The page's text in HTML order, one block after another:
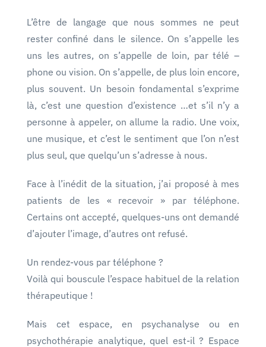
L’être de langage que nous sommes ne peut
rester confiné dans le silence. On s’appelle les
uns les autres, on s’appelle de loin, par télé –
phone ou vision. On s’appelle, de plus loin encore,
plus souvent. Un besoin fondamental s’exprime
là, c’est une question d’existence …et s’il n’y a
personne à appeler, on allume la radio. Une voix,
une musique, et c’est le sentiment que l’on n’est
plus seul, que quelqu’un s’adresse à nous.
Face à l’inédit de la situation, j’ai proposé à mes
patients de les « recevoir » par téléphone.
Certains ont accepté, quelques-uns ont demandé
d’ajouter l’image, d’autres ont refusé.
Un rendez-vous par téléphone ?
Voilà qui bouscule l’espace habituel de la relation
thérapeutique !
Mais cet espace, en psychanalyse ou en
psychothérapie analytique, quel est-il ? Espace